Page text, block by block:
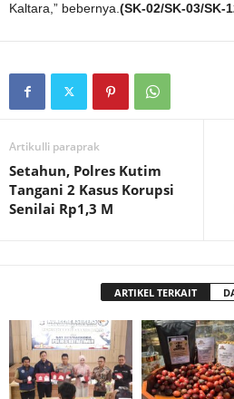
Kaltara,” bebernya. (SK-02/SK-03/SK-
Artikulli paraprak
Setahun, Polres Kutim
Tangani 2 Kasus Korupsi
Senilai Rp1,3 M
ARTIKEL TERKAIT